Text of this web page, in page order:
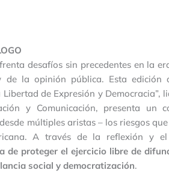
desafíos sin precedentes en la
la opinión pública. Esta edición
de Expresión y Democracia”,
y Comunicación, presenta un
múltiples aristas – los riesgos
A través de la reflexión y
de proteger el ejercicio libre de
social y democratización.